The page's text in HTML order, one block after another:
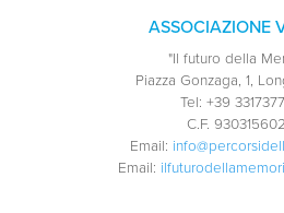
ASSOCIAZIONE
"Il futuro della
Piazza Gonzaga, 1,
Tel: +39
C.F.
Email:
Email: